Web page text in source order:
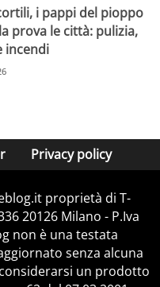
i pappi del pioppo
prova le città: pulizia,
incendi
Privacy policy
proprietà di T-
20126 Milano - P.Iva
non è una testata
senza alcuna
un prodotto